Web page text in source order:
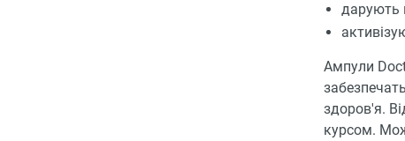
дарують
Ампули
здоров'я.
курсом.